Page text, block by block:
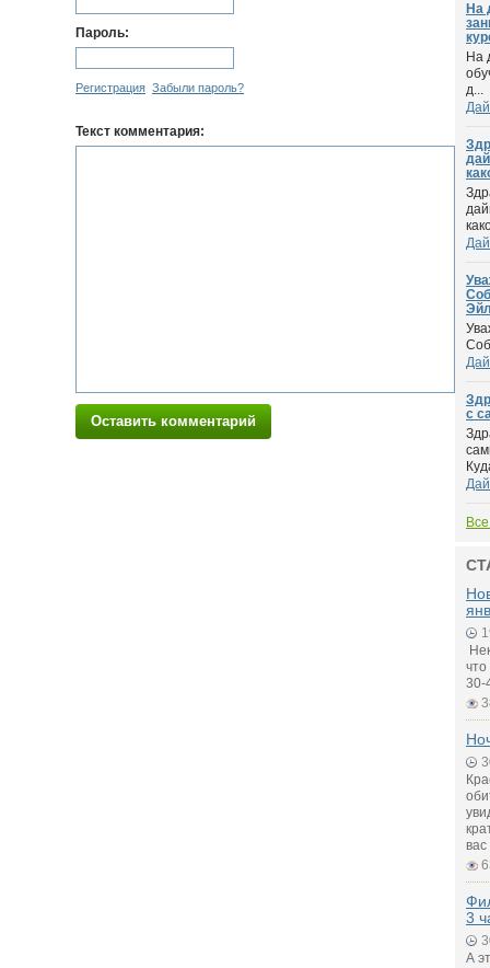
Пароль:
Регистрация Забыли пароль?
Текст комментария:
Оставить комментарий
На
На
д...
с
30-
3
А